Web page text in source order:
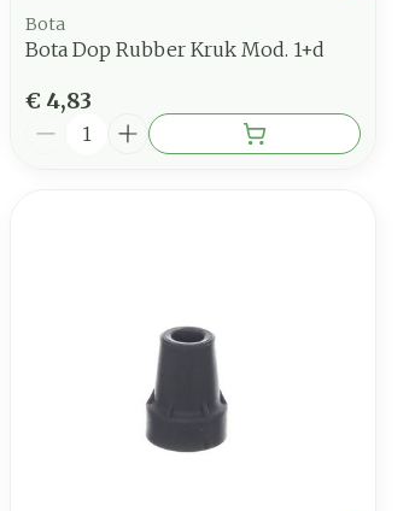
Bota
Bota Dop Rubber Kruk Mod. 1+d
€ 4,83
Aantal